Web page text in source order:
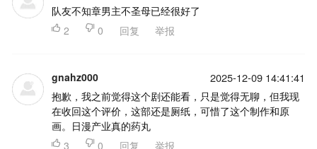
队友不知章男主不圣母已经很好了
 2  0 回复 举报
gnahz000 2025-12-09 14:41:41
抱歉，我之前觉得这个剧还能看，只是觉得无聊，但我现
在收回这个评价，这部还是厕纸，可惜了这个制作和原
画。日漫产业真的药丸
 3  0 回复 举报